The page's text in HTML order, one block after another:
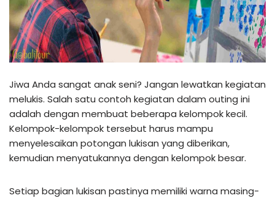
Jiwa Anda sangat anak seni? Jangan lewatkan kegiatan
melukis. Salah satu contoh kegiatan dalam outing ini
adalah dengan membuat beberapa kelompok kecil.
Kelompok-kelompok tersebut harus mampu
menyelesaikan potongan lukisan yang diberikan,
kemudian menyatukannya dengan kelompok besar.
Setiap bagian lukisan pastinya memiliki warna masing-